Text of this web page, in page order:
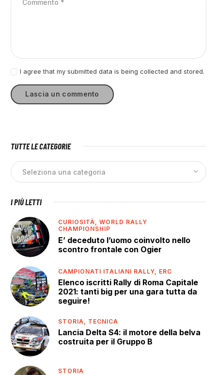
I agree that my submitted data is being collected and stored.
TUTTE LE CATEGORIE
I PIÙ LETTI
CURIOSITÀ,WORLD RALLY
CHAMPIONSHIP
E’ deceduto l’uomo coinvolto nello
scontro frontale con Ogier
CAMPIONATI ITALIANI RALLY, ERC
Elenco iscritti Rally di Roma Capitale
2021: tanti big per una gara tutta da
seguire!
STORIA, TECNICA
Lancia Delta S4: il motore della belva
costruita per il Gruppo B
STORIA